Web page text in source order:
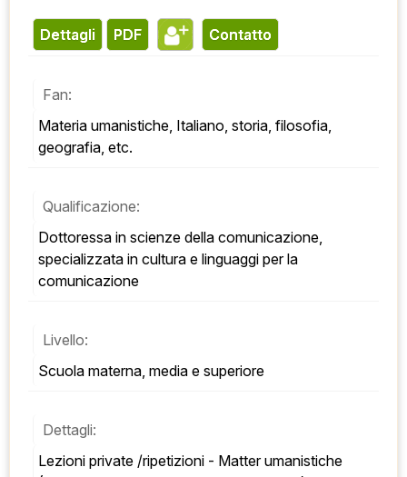
Dettagli PDF contatto
Fan:
Materia umanistiche, Italiano, storia, filosofia,
geografia, etc.
Qualificazione:
Dottoressa in scienze della comunicazione,
specializzata in cultura e linguaggi per la
comunicazione
Livello:
Scuola materna, media e superiore
Dettagli:
Lezioni private /ripetizioni - Matter umanistiche